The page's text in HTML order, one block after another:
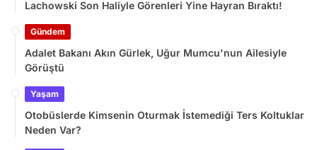
Lachowski Son Haliyle Görenleri Yine Hayran Bıraktı!
Gündem
Adalet Bakanı Akın Gürlek, Uğur Mumcu'nun Ailesiyle
Görüştü
Yaşam
Otobüslerde Kimsenin Oturmak İstemediği Ters Koltuklar
Neden Var?